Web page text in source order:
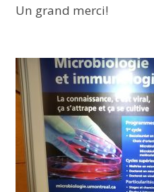
Un grand merci!